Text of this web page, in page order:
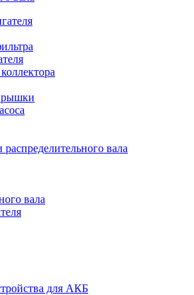
вала
вала
для АКБ